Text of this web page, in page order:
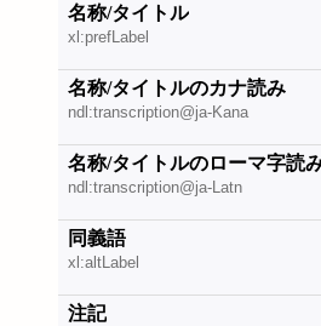
名称/タイトル
xl:prefLabel
名称/タイトルのカナ読み
ndl:transcription@ja-Kana
名称/タイトルのローマ字読
ndl:transcription@ja-Latn
同義語
xl:altLabel
注記